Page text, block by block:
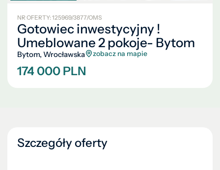
NR OFERTY: 125969/3877/OMS
Gotowiec inwestycyjny !
Umeblowane 2 pokoje- Bytom
Bytom, Wrocławska zobacz na mapie
174 000 PLN
Szczegóły oferty